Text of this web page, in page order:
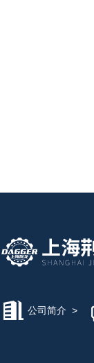
公司简介 >